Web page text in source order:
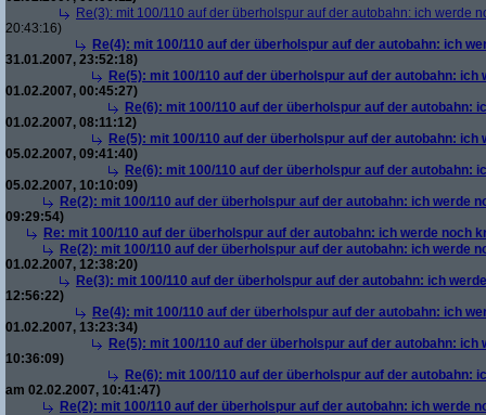
Re(3): mit 100/110 auf der überholspur auf der autobahn: ich werde
20:43:16)
Re(4): mit 100/110 auf der überholspur auf der autobahn: ich
31.01.2007, 23:52:18)
Re(5): mit 100/110 auf der überholspur auf der autobahn: ich
01.02.2007, 00:45:27)
Re(6): mit 100/110 auf der überholspur auf der autobahn:
01.02.2007, 08:11:12)
Re(5): mit 100/110 auf der überholspur auf der autobahn: ich
05.02.2007, 09:41:40)
Re(6): mit 100/110 auf der überholspur auf der autobahn:
05.02.2007, 10:10:09)
Re(2): mit 100/110 auf der überholspur auf der autobahn: ich werde
09:29:54)
Re: mit 100/110 auf der überholspur auf der autobahn: ich werde noch
Re(2): mit 100/110 auf der überholspur auf der autobahn: ich werde
01.02.2007, 12:38:20)
Re(3): mit 100/110 auf der überholspur auf der autobahn: ich
12:56:22)
Re(4): mit 100/110 auf der überholspur auf der autobahn: ich
01.02.2007, 13:23:34)
Re(5): mit 100/110 auf der überholspur auf der autobahn: ich
10:36:09)
Re(6): mit 100/110 auf der überholspur auf der autobahn:
am 02.02.2007, 10:41:47)
Re(2): mit 100/110 auf der überholspur auf der autobahn: ich werde